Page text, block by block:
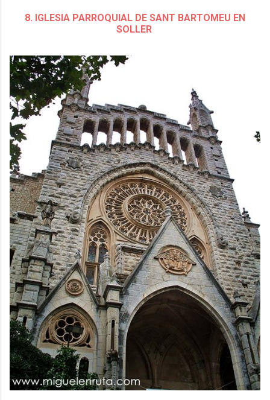
8. IGLESIA PARROQUIAL DE SANT BARTOMEU EN
SOLLER